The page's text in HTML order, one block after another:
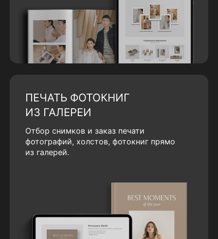
ПЕЧАТЬ ФОТОКНИГ
ИЗ ГАЛЕРЕИ
Отбор снимков и заказ печати
фотографий, холстов, фотокниг прямо
из галерей.